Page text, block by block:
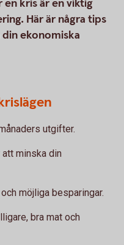
kris är en viktig
Här är några tips
ekonomiska
utgifter.
minska din
möjliga besparingar.
bra mat och